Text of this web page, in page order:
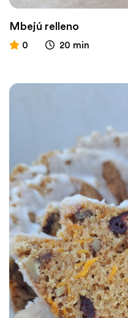
Mbejú relleno
0 20 min